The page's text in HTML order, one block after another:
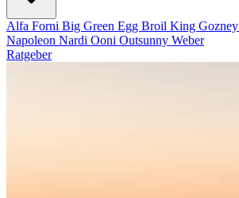
Alfa Forni Big Green Egg Broil King Gozney
Napoleon Nardi Ooni Outsunny Weber
Ratgeber